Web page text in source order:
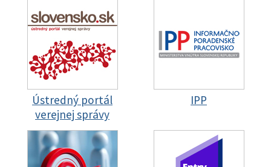
Ústredný portál
verejnej správy
IPP